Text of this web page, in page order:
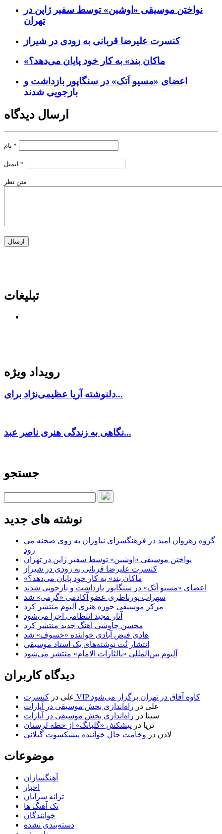
نواختن موسیقی «اوشین» توسط سفیر ژاپن در
تهران
کنسرت علیرضا قربانی به زودی در شیراز
«ماکان بند» به کار خود پایان می‌دهد؟
اعضای «مسیو اَتک» در سنگاپور بازداشت و
بازجویی شدند
ارسال دیدگاه
*
*
متن نظر
تبلیغات
رویداد ویژه
دلنوشته آریا عظیمی‌نژاد برای...
نگاهی به زندگی هنری ناصر عبد...
جستجو
نوشته های جدید
گروه رهروان امید در فرهنگسرای نیاوران به روی صحنه می
رود
نواختن موسیقی «اوشین» توسط سفیر ژاپن در تهران
کنسرت علیرضا قربانی به زودی در شیراز
«ماکان بند» به کار خود پایان می‌دهد؟
اعضای «مسیو اَتک» در سنگاپور بازداشت و بازجویی شدند
سهراب پورناظری عضو آکادمی «گرمی» شد
مرکز موسیقی حوزه هنری آلبوم منتشر کرد
آثار مجید انتظامی اجرا می‌شود
محسن چاوشی آهنگ جدید منتشر کرد
هادی فیض آبادی خواننده «خسوف» شد
انتشار نُت نوشته‌های یک استاد موسیقی
آلبوم بین‌المللی «یالثارات الامام» منتشر می‌شود
دیدگاه کاربران
علی در
کنسرت VIP کاوه آفاق در تهران برگزار می‌شود
علی در راه‌اندازی بخش موسیقی در آپارات
سینا در راه‌اندازی بخش موسیقی در آپارات
ثریا در پیشکش «گلبانگ» از خطه لرستان
لادن در وخامت حال خواننده پیشکسوت گیلانی
موضوعات
آهنگسازان
اخبار
ترانه سرایان
تک آهنگ ها
خوانندگان
دسته‌بندی نشده